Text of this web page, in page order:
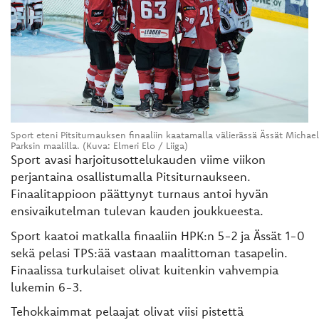
Sport eteni Pitsiturnauksen finaaliin kaatamalla välierässä Ässät Michael
Parksin maalilla. (Kuva: Elmeri Elo / Liiga)
Sport avasi harjoitusottelukauden viime viikon
perjantaina osallistumalla Pitsiturnaukseen.
Finaalitappioon päättynyt turnaus antoi hyvän
ensivaikutelman tulevan kauden joukkueesta.
Sport kaatoi matkalla finaaliin HPK:n 5-2 ja Ässät 1-0
sekä pelasi TPS:ää vastaan maalittoman tasapelin.
Finaalissa turkulaiset olivat kuitenkin vahvempia
lukemin 6-3.
Tehokkaimmat pelaajat olivat viisi pistettä